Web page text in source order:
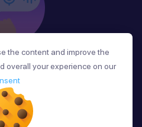
Hồi
nhận phản hồi về phát
tức, giúp cải thiện kỹ năng
chóng.
the content and improve the
overall your experience on our
the content and improve the
overall your experience on our